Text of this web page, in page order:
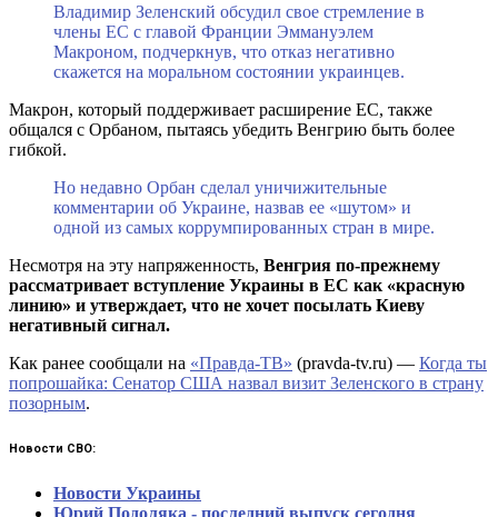
Владимир Зеленский обсудил свое стремление в
члены ЕС с главой Франции Эммануэлем
Макроном, подчеркнув, что отказ негативно
скажется на моральном состоянии украинцев.
Макрон, который поддерживает расширение ЕС, также
общался с Орбаном, пытаясь убедить Венгрию быть более
гибкой.
Но недавно Орбан сделал уничижительные
комментарии об Украине, назвав ее «шутом» и
одной из самых коррумпированных стран в мире.
Несмотря на эту напряженность, Венгрия по-прежнему
рассматривает вступление Украины в ЕС как «красную
линию» и утверждает, что не хочет посылать Киеву
негативный сигнал.
Как ранее сообщали на «Правда-ТВ» (pravda-tv.ru) — Когда ты
попрошайка: Сенатор США назвал визит Зеленского в страну
позорным.
Новости СВО:
Новости Украины
Юрий Подоляка - последний выпуск сегодня